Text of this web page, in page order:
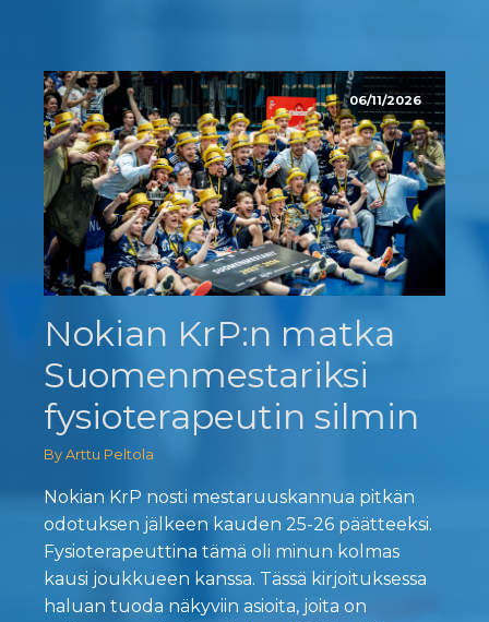
06/11/2026
Nokian KrP:n matka
Suomenmestariksi
fysioterapeutin silmin
By Arttu Peltola
Nokian KrP nosti mestaruuskannua pitkän
odotuksen jälkeen kauden 25-26 päätteeksi.
Fysioterapeuttina tämä oli minun kolmas
kausi joukkueen kanssa. Tässä kirjoituksessa
haluan tuoda näkyviin asioita, joita on